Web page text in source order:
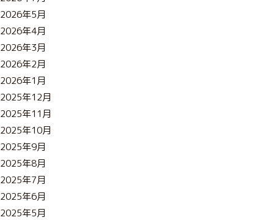
2026年5月
2026年4月
2026年3月
2026年2月
2026年1月
2025年12月
2025年11月
2025年10月
2025年9月
2025年8月
2025年7月
2025年6月
2025年5月